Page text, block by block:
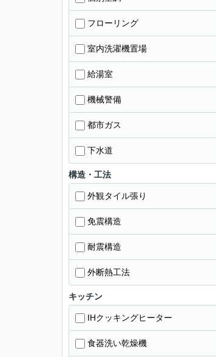
フローリング
室内洗濯機置場
給湯室
機械警備
都市ガス
下水道
構造・工法
外観タイル張り
免震構造
耐震構造
外断熱工法
キッチン
IHクッキングヒーター
食器洗い乾燥機